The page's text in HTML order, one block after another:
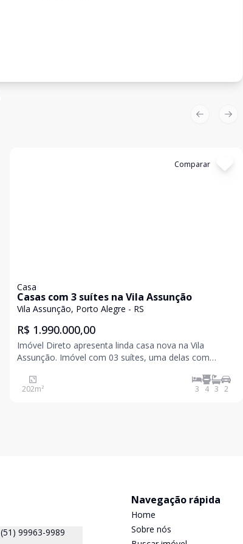
Comparar
Casa
Casas com 3 suítes na Vila Assunção
Vila Assunção, Porto Alegre - RS
R$ 1.990.000,00
Imóvel Direto apresenta linda casa nova na Vila
Assunção. Imóvel com 03 suítes, uma delas com
ainda varanda coberta com churrasqueira. Amplo pátio
privativo com espaço generoso, pensado com muito c
202m² 3 4 3 2
Previous
(51) 99999-0622 / (51) 99963-9989
Navegação rápida
Home
Sobre nós